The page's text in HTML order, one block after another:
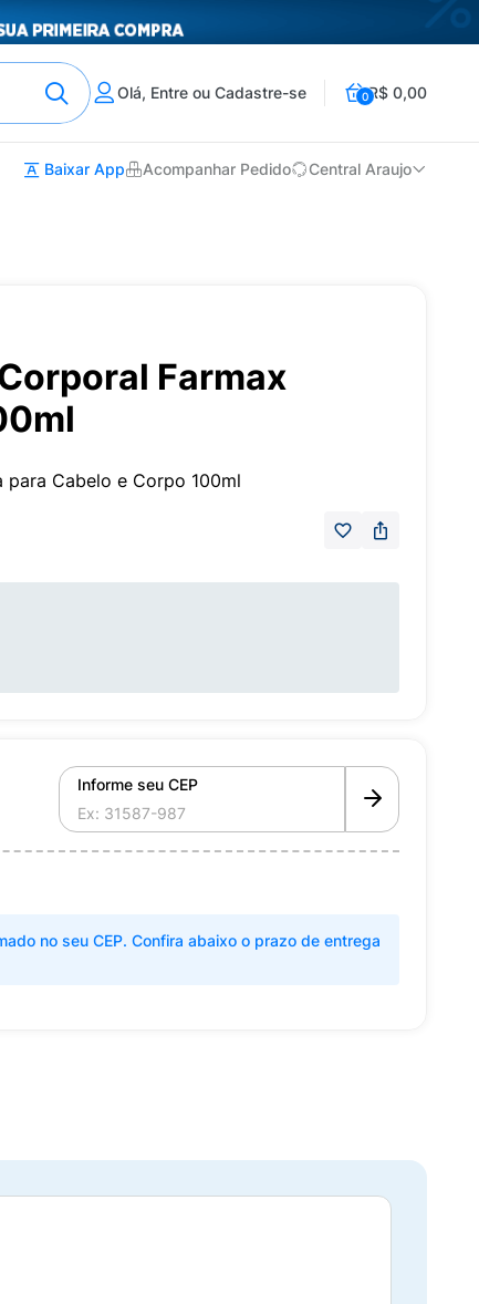
Olá, Entre ou Cadastre-se 0R$ 0,00
Baixar App Acompanhar Pedido Central Araujo
Farmax
para Cabelo e Corpo 100ml
Informe seu CEP
no seu CEP. Confira abaixo o prazo de entrega